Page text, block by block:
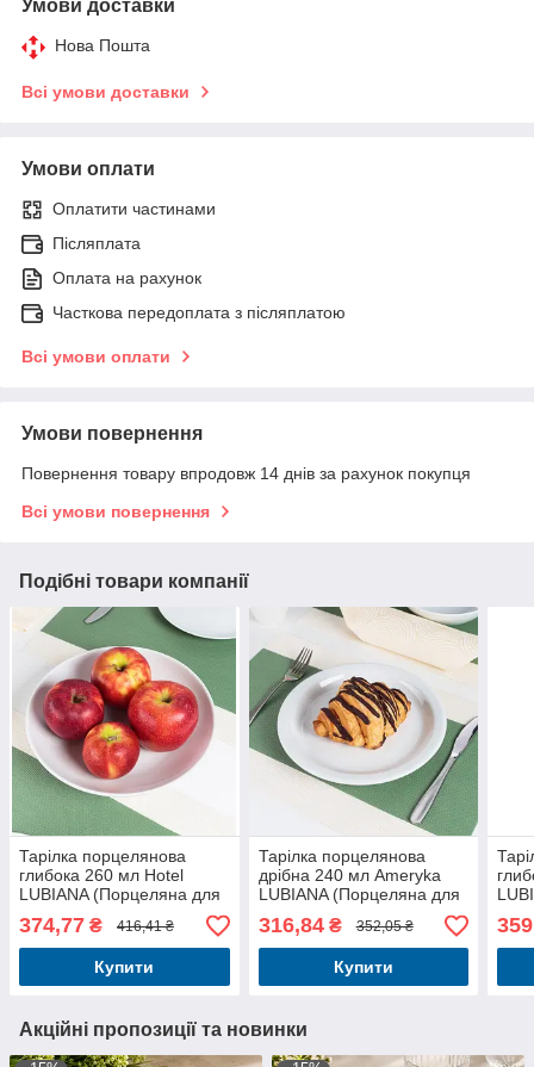
Умови доставки
Нова Пошта
Всі умови доставки
Умови оплати
Оплатити частинами
Післяплата
Оплата на рахунок
Часткова передоплата з післяплатою
Всі умови оплати
Умови повернення
Повернення товару впродовж 14 днів за рахунок покупця
Всі умови повернення
Подібні товари компанії
Тарілка порцелянова
глибока 260 мл Hotel
LUBIANA (Порцеляна для
ресторанів)
374,77 ₴ 416,41 ₴
Купити
Тарілка порцелянова
дрібна 240 мл Ameryka
LUBIANA (Порцеляна для
ресторанів)
316,84₴ 352,05 ₴
Купити
Акційні пропозиції та новинки